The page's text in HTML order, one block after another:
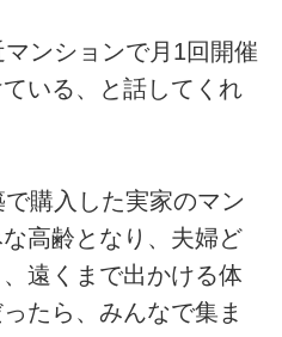
ンションで月1回開催
いる、と話してくれ
購入した実家のマン
高齢となり、夫婦ど
遠くまで出かける体
たら、みんなで集ま